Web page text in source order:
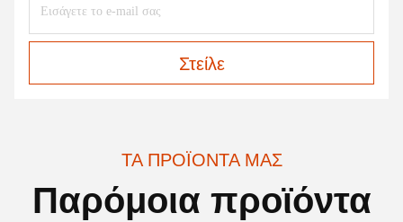
Στείλε
ΤΑ ΠΡΟΪΌΝΤΑ ΜΑΣ
Παρόμοια προϊόντα